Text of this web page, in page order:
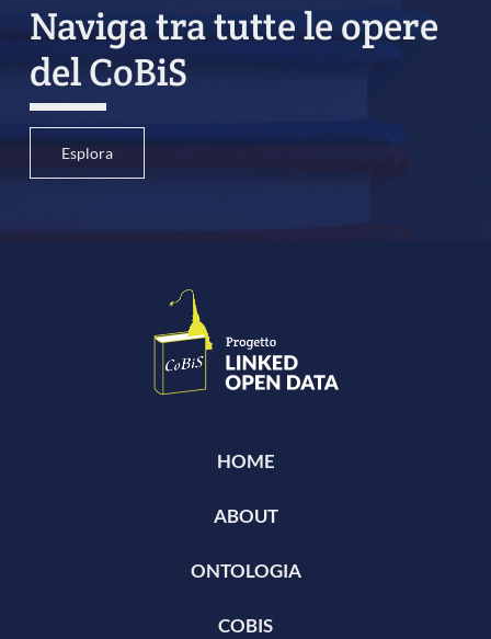
Naviga tra tutte le opere
del CoBiS
Esplora
HOME
ABOUT
ONTOLOGIA
COBIS